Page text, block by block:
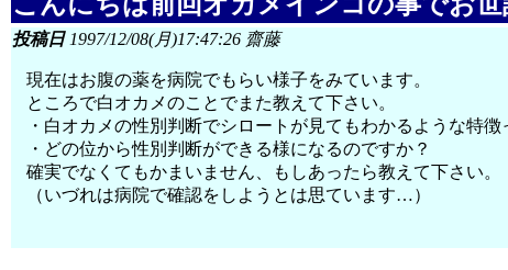
投稿日1997/12/08(月)17:47:26 齋藤
現在はお腹の薬を病院でもらい様子をみています。
ところで白オカメのことでまた教えて下さい。
・白オカメの性別判断でシロートが見てもわかるような特徴
・どの位から性別判断ができる様になるのですか？
確実でなくてもかまいません、もしあったら教えて下さい。
（いづれは病院で確認をしようとは思ています…）